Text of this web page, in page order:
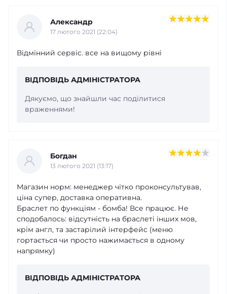
Александр
17 лютого 2021 (22:04)
Відмінний сервіс. все на вищому рівні
ВІДПОВІДЬ АДМІНІСТРАТОРА
Дякуємо, що знайшли час поділитися
враженнями!
Богдан
13 лютого 2021 (13:17)
Магазин норм: менеджер чітко проконсультував,
ціна супер, доставка оперативна.
Браслет по функціям - бомба! Все працює. Не
сподобалось: відсутність на браслеті інших мов,
крім англ, та застарілий інтерфейс (меню
гортається чи просто нажимається в одному
напрямку)
ВІДПОВІДЬ АДМІНІСТРАТОРА